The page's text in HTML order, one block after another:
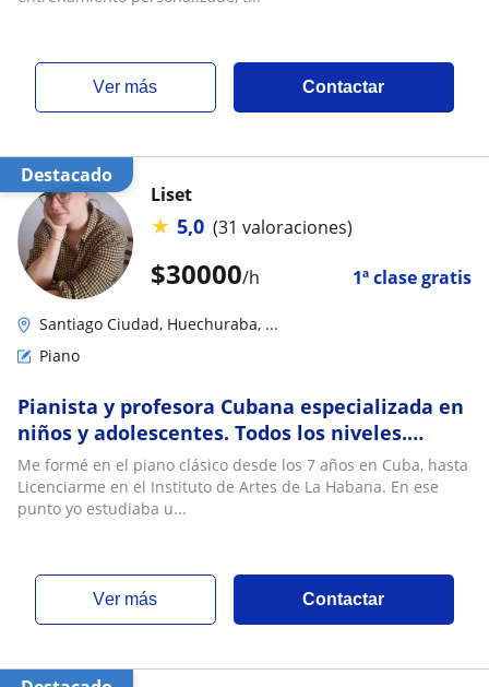
ver más Contactar
Destacado
$30000/h 1ª clase gratis
Liset
★ 5,0 (31 valoraciones)
Santiago Ciudad, Huechuraba, ...
Piano
Pianista y profesora Cubana especializada en
niños y adolescentes. Todos los niveles.
Clases de Piano, Solfeo y Teoría Musical a
domicilio
Me formé en el piano clásico desde los 7 años en Cuba, hasta
Licenciarme en el Instituto de Artes de La Habana. En ese
punto yo estudiaba u...
ver más Contactar